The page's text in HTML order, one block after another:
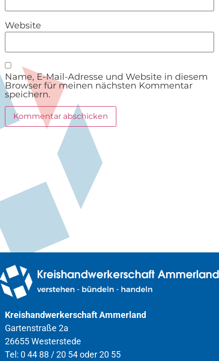
Website
Name, E-Mail-Adresse und Website in diesem
Browser für meinen nächsten Kommentar
speichern.
Kreishandwerkerschaft Ammerland
Gartenstraße 2a
26655 Westerstede
Tel: 0 44 88 / 20 54 oder 20 55